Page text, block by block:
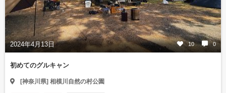
2024年4月13日 10 0
初めてのグルキャン
[神奈川県] 相模川自然の村公園